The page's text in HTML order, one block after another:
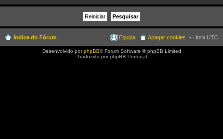
Índice do Fórum Hora UTC
Apagar cookies
Equipa
Desenvolvido porphpBB® Forum Software © phpBB Limited
Traduzido por phpBB Portugal